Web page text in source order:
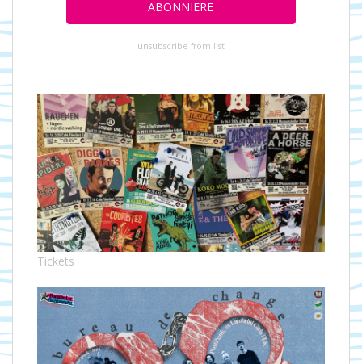
unsubscribe from list
Tickets